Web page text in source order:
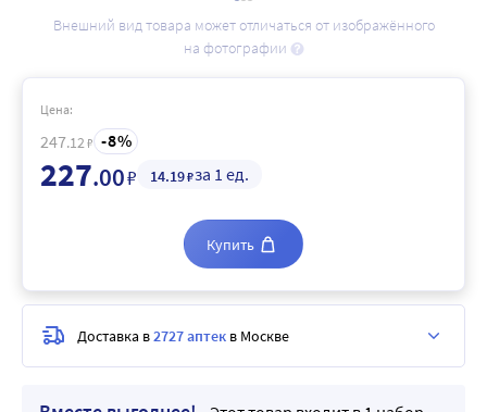
Внешний вид товара может отличаться от изображённого
на фотографии
Цена:
247.12 ₽ 8
227.00₽ 14.19₽за 1 ед.
Купить
Доставка в2727 аптек в Москве